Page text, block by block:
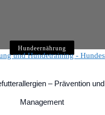
Hundeernährung
– Prävention und
Management